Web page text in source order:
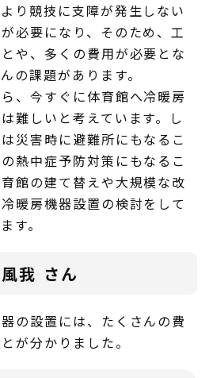
り競技に支障が発生しない
必要になり、そのため、工
や、多くの費用が必要とな
の課題があります。
、今すぐに体育館へ冷暖房
難しいと考えています。し
災害時に避難所にもなるこ
熱中症予防対策にもなるこ
館の建て替えや大規模な改
暖房機器設置の検討をして
す。
我 さん
の設置には、たくさんの費
が分かりました。